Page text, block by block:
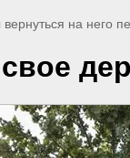
вернуться на него